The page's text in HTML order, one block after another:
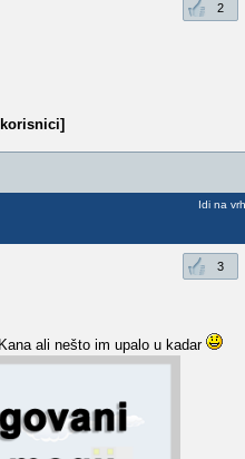
2
Idi na vrh
3
ali nešto im upalo u kadar